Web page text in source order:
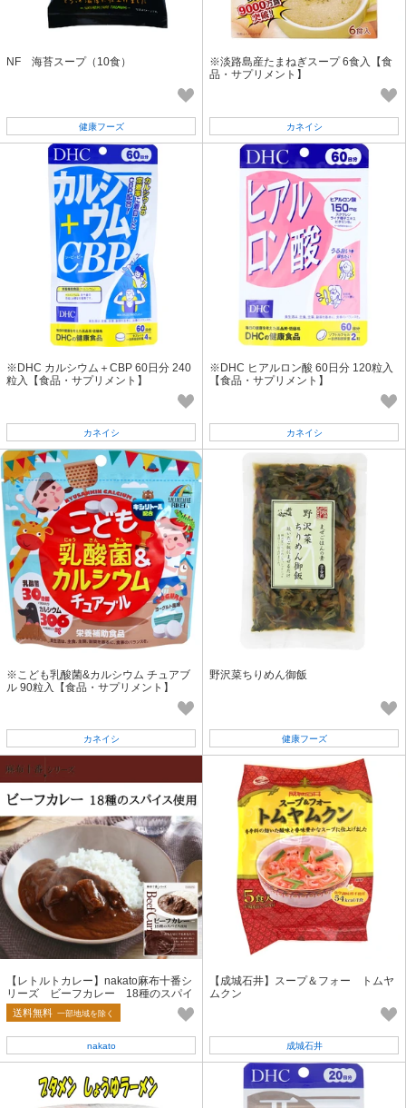
NF 海苔スープ（10食）
健康フーズ
※淡路島産たまねぎスープ 6食入【食
品・サプリメント】
カネイシ
※DHC カルシウム＋CBP 60日分 240
粒入【食品・サプリメント】
カネイシ
※DHC ヒアルロン酸 60日分 120粒入
【食品・サプリメント】
カネイシ
※こども乳酸菌&カルシウム チュアブ
ル 90粒入【食品・サプリメント】
カネイシ
野沢菜ちりめん御飯
健康フーズ
【レトルトカレー】nakato麻布十番シ
リーズ ビーフカレー 18種のスパイ
ス使用（200g）
送料無料 一部地域を除く
nakato
【成城石井】スープ＆フォー トムヤ
ムクン
成城石井